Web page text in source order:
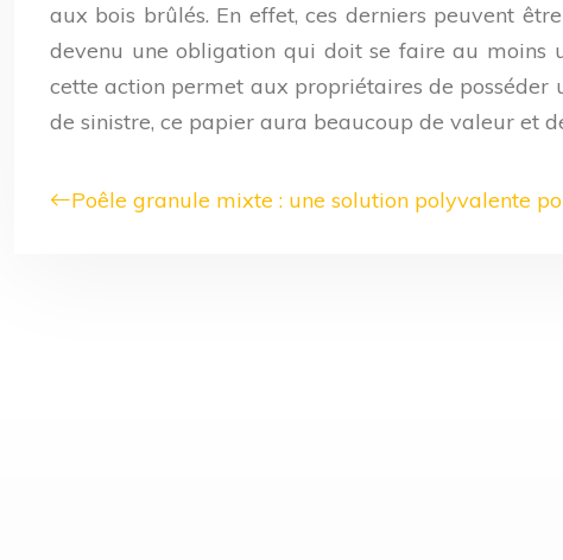
aux bois brûlés. En effet, ces derniers peuvent
devenu une obligation qui doit se faire au moins
cette action permet aux propriétaires de posséder
de sinistre, ce papier aura beaucoup de valeur et
Poêle granule mixte : une solution polyvalente